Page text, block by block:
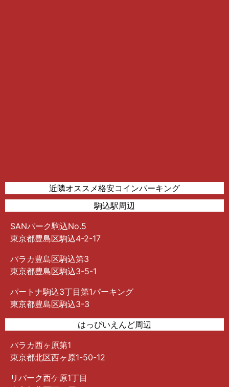
近隣オススメ格安コインパーキング
駒込駅周辺
SANパーク駒込No.5
東京都豊島区駒込4-2-17
パラカ豊島区駒込第3
東京都豊島区駒込3-5-1
パートナ駒込3丁目第1パーキング
東京都豊島区駒込3-3
はっぴいえんど周辺
パラカ西ヶ原第1
東京都北区西ヶ原1-50-12
リパーク西ケ原1丁目